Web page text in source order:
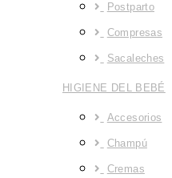
Postparto
Compresas
Sacaleches
HIGIENE DEL BEBÉ
Accesorios
Champú
Cremas